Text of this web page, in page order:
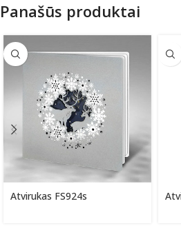
Panašūs produktai
Atvirukas FS924s